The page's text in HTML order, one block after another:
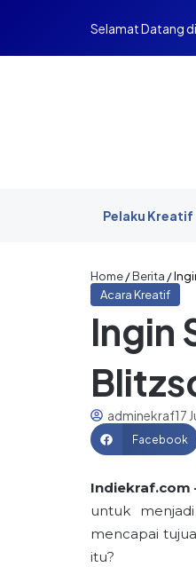
Selamat Datang
Pelaku Kreatif
Home/Berita /
Acara Kreatif
Ingin
adminekraf17
Facebook
Indiekraf.com
untuk
mencapai
itu?